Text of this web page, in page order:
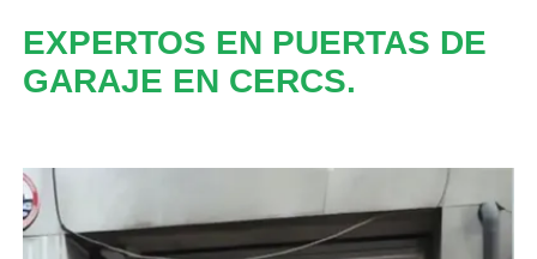
EXPERTOS EN PUERTAS DE
GARAJE EN CERCS.